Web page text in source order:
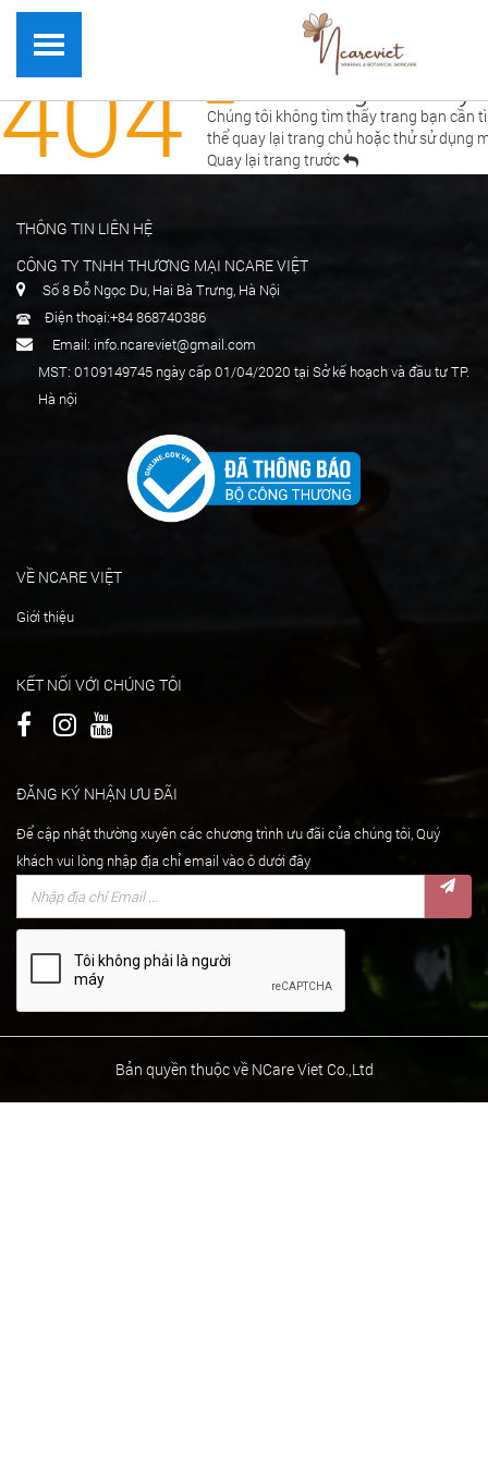
404 Lỗi! Không tìm thấy
Chúng tôi không tìm thấy trang bạn cần
thể quay lại trang chủ hoặc thử sử dụng
Quay lại trang trước
THÔNG TIN LIÊN HỆ
CÔNG TY TNHH THƯƠNG MẠI NCARE VIỆT
Số 8 Đỗ Ngọc Du, Hai Bà Trưng, Hà Nội
Điện thoại:+84 868740386
Email: info.ncareviet@gmail.com
MST: 0109149745 ngày cấp 01/04/2020 tại Sở kế hoạch và đầu tư TP.
Hà nội
VỀ NCARE VIỆT
Giới thiệu
KẾT NỐI VỚI CHÚNG TÔI
ĐĂNG KÝ NHẬN ƯU ĐÃI
Để cập nhật thường xuyên các chương trình ưu đãi của chúng tôi, Quý
khách vui lòng nhập địa chỉ email vào ô dưới đây
Bản quyền thuộc về NCare Viet Co.,Ltd